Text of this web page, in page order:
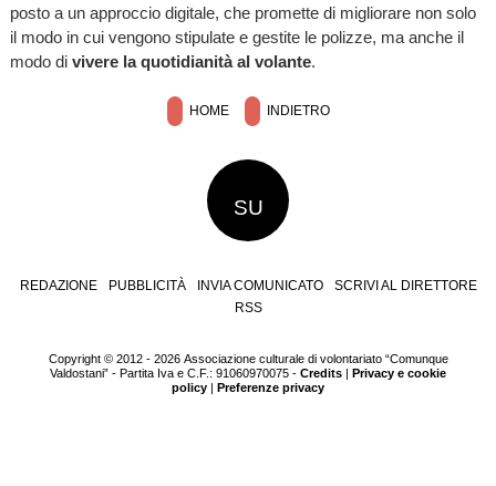
posto a un approccio digitale, che promette di migliorare non solo
il modo in cui vengono stipulate e gestite le polizze, ma anche il
modo di vivere la quotidianità al volante.
HOME INDIETRO
SU
REDAZIONE PUBBLICITÀ INVIA COMUNICATO
SCRIVI AL DIRETTORE
RSS
Copyright © 2012 - 2026 Associazione culturale di volontariato “Comunque
Valdostani” - Partita Iva e C.F.: 91060970075 - Credits | Privacy e cookie
policy | Preferenze privacy